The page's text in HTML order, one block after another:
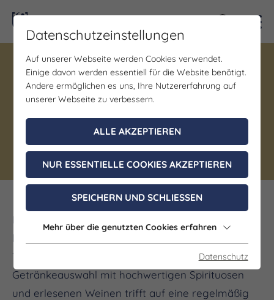
Gastronomie
Theatercafé Jena
Jena
Das Theatercafé Jena verbindet Gastronomie mit
kulturellem Leben und schafft einen lebendigen
Treffpunkt im Stadtgeschehen. Eine vielfältige
Getränkeauswahl mit hochwertigen Spirituosen
und erlesenen Weinen trifft auf eine regelmäßig
Datenschutzeinstellungen
Auf unserer Webseite werden Cookies verwendet.
Einige davon werden essentiell für die Website benötigt.
Andere ermöglichen es uns, Ihre Nutzererfahrung auf
unserer Webseite zu verbessern.
ALLE AKZEPTIEREN
NUR ESSENTIELLE COOKIES AKZEPTIEREN
SPEICHERN UND SCHLIESSEN
Mehr über die genutzten Cookies erfahren
Datenschutz